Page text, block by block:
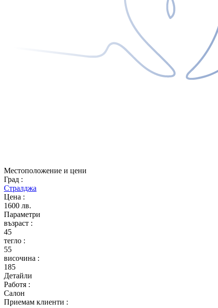
Местоположение и цени
Град :
Стралджа
Цена :
1600 лв.
Параметри
възраст :
45
тегло :
55
височина :
185
Детайли
Работя :
Салон
Приемам клиенти :